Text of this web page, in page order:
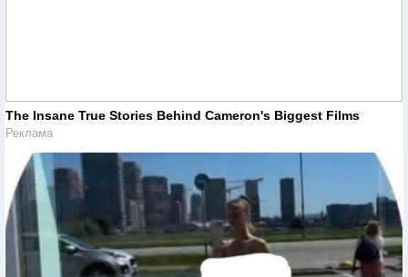
The Insane True Stories Behind Cameron's Biggest Films
Реклама